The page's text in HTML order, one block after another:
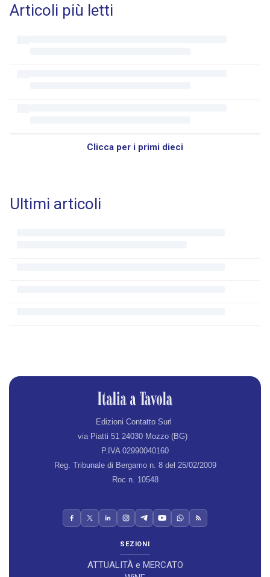
Articoli più letti
Clicca per i primi dieci
Ultimi articoli
Edizioni Contatto Surl
via Piatti 51 24030 Mozzo (BG)
P.IVA 02990040160
Reg. Tribunale di Bergamo n. 8 del 25/02/2009
Roc n. 10548
SEZIONI
ATTUALITÀ e MERCATO